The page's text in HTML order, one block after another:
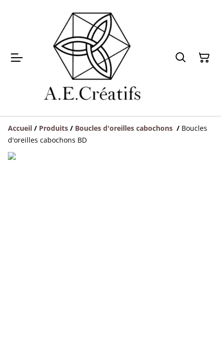
Accueil / Produits / Boucles d'oreilles cabochons / Boucles
d'oreilles cabochons BD